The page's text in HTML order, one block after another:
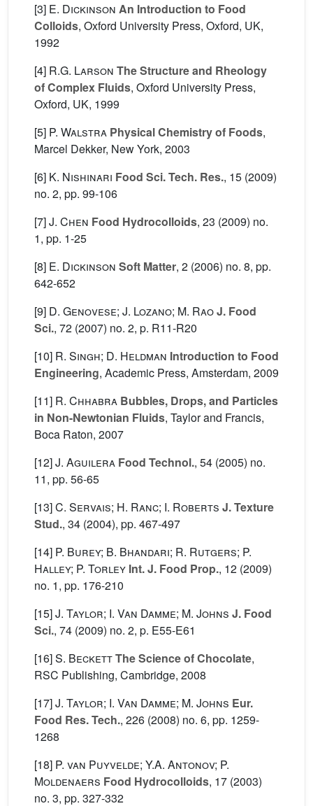
[3] E. Dickinson An Introduction to Food
Colloids, Oxford University Press, Oxford, UK,
1992
[4] R.G. Larson The Structure and Rheology
of Complex Fluids, Oxford University Press,
Oxford, UK, 1999
[5] P. Walstra Physical Chemistry of Foods,
Marcel Dekker, New York, 2003
[6] K. Nishinari Food Sci. Tech. Res., 15 (2009)
no. 2, pp. 99-106
[7]J. Chen Food Hydrocolloids, 23 (2009) no.
1, pp. 1-25
[8] E. Dickinson Soft Matter, 2 (2006) no. 8, pp.
642-652
[9] D. Genovese; J. Lozano; M. RaoJ. Food
Sci., 72 (2007) no. 2, p. R11-R20
[10] R. Singh; D. Heldman Introduction to Food
Engineering, Academic Press, Amsterdam, 2009
[11] R. Chhabra Bubbles, Drops, and Particles
in Non-Newtonian Fluids, Taylor and Francis,
Boca Raton, 2007
[12]J. Aguilera Food Technol., 54 (2005) no.
11, pp. 56-65
[13]C. Servais; H. Ranc; I. Roberts J. Texture
Stud., 34 (2004), pp. 467-497
[14] P. Burey; B. Bhandari; R. Rutgers; P.
Halley; P. Torley Int. J. Food Prop., 12 (2009)
no. 1, pp. 176-210
[15]J. Taylor; I. Van Damme; M. Johns J. Food
Sci., 74 (2009) no. 2, p. E55-E61
[16]S. BeckettThe Science of Chocolate,
RSC Publishing, Cambridge, 2008
[17]J. Taylor; I. Van Damme; M. Johns Eur.
Food Res. Tech., 226 (2008) no. 6, pp. 1259-
1268
[18] P. van Puyvelde; Y.A. Antonov; P.
Moldenaers Food Hydrocolloids, 17 (2003)
no. 3, pp. 327-332